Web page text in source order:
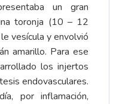
un gran
toronja (10 – 12
vesícula y envolvió
amarillo. Para ese
los injertos
endovasculares.
por inflamación,